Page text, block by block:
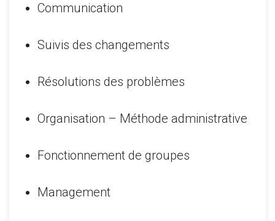
Communication
Suivis des changements
Résolutions des problèmes
Organisation – Méthode administrative
Fonctionnement de groupes
Management